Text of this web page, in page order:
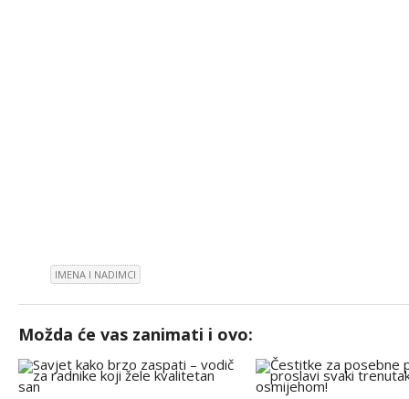
IMENA I NADIMCI
Možda će vas zanimati i ovo: